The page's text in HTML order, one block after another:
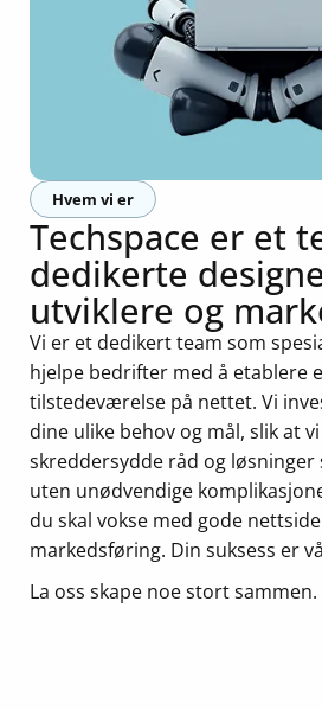
Hvem vi er
Techspace er et
dedikerte
utviklere og
Vi er et dedikert team som
hjelpe bedrifter med å etablere
tilstedeværelse på nettet. Vi
dine ulike behov og mål, slik at
skreddersydde råd og løsninger
uten unødvendige
du skal vokse med gode
markedsføring. Din suksess er
La oss skape noe stort sammen.